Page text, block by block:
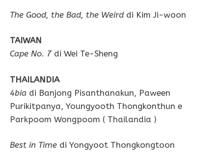
The Good, the Bad, the Weird di Kim Ji-woon
TAIWAN
Cape No. 7 di Wei Te-Sheng
THAILANDIA
4bia di Banjong Pisanthanakun, Paween
Purikitpanya, Youngyooth Thongkonthun e
Parkpoom Wongpoom ( Thailandia )
Best in Time di Yongyoot Thongkongtoon